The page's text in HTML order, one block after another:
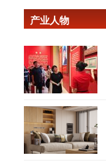
产业人物